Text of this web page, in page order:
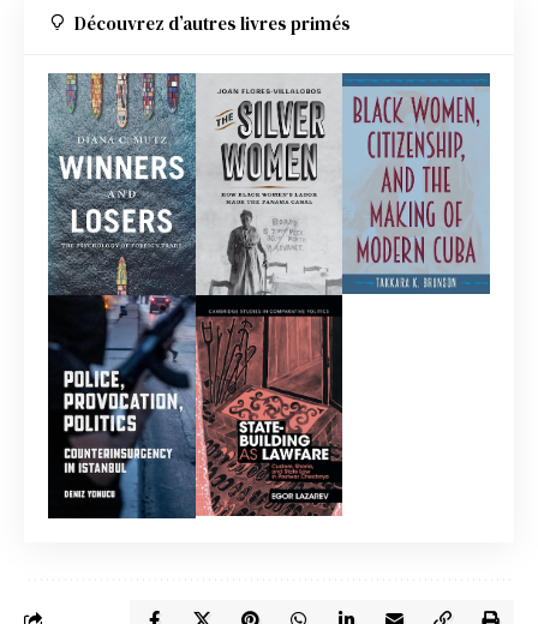
Découvrez d’autres livres primés